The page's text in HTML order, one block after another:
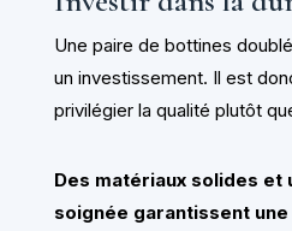
Une paire de bottines
un investissement. Il est
privilégier la qualité plutôt
Des matériaux solides et
soignée garantissent